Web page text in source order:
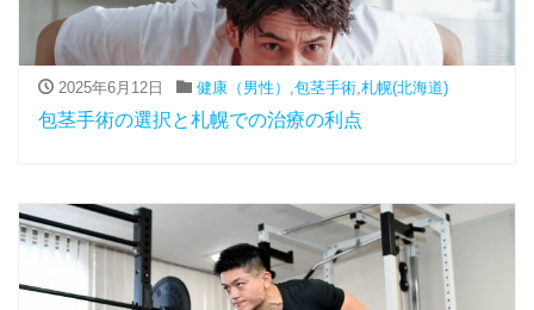
2025年6月12日 健康（男性） ,包茎手術,札幌(北海道)
包茎手術の選択と札幌での治療の利点